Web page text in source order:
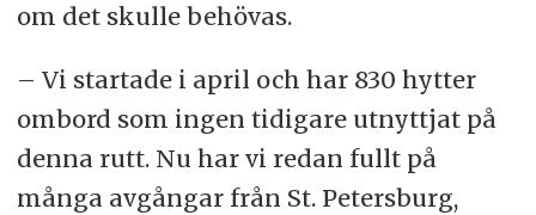
om det skulle behövas.
– Vi startade i april och har 830 hytter
ombord som ingen tidigare utnyttjat på
denna rutt. Nu har vi redan fullt på
många avgångar från St. Petersburg,